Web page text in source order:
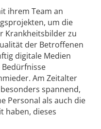
ihrem Team an
um die
Krankheitsbilder zu
der Betroffenen
digitale Medien
Am Zeitalter
spannend,
Personal als auch die
haben, dieses